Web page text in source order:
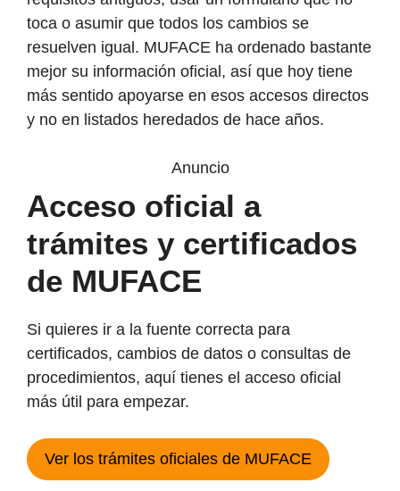
toca o asumir que todos los cambios se
resuelven igual. MUFACE ha ordenado bastante
mejor su información oficial, así que hoy tiene
más sentido apoyarse en esos accesos directos
y no en listados heredados de hace años.
Anuncio
Acceso oficial a
trámites y certificados
de MUFACE
Si quieres ir a la fuente correcta para
certificados, cambios de datos o consultas de
procedimientos, aquí tienes el acceso oficial
más útil para empezar.
Ver los trámites oficiales de MUFACE